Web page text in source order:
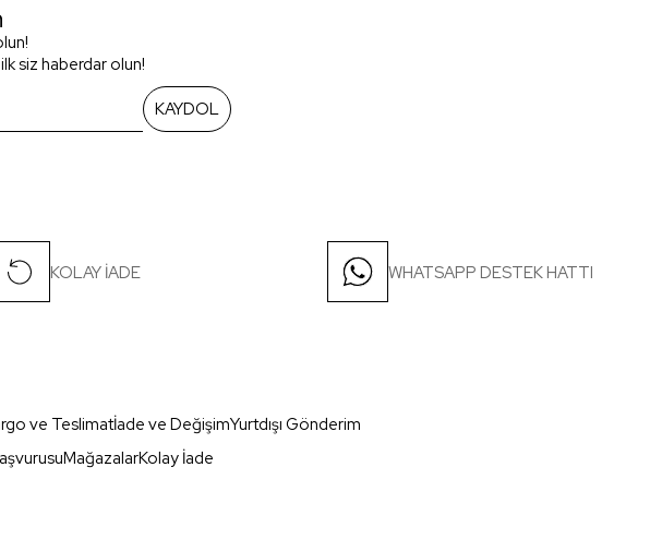
siz haberdar olun!
KAYDOL
KOLAY İADE WHATSAPP DESTEK HATTI
ve Teslimatİade ve DeğişimYurtdışı Gönderim
MağazalarKolay İade